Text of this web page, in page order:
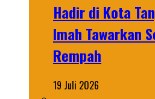
Hadir di Kota
Imah Tawarkan
Rempah
19 Juli 2026